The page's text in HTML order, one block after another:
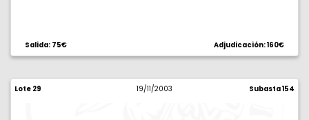
Salida: 75€ Adjudicación: 160€
Lote 29 19/11/2003 Subasta 154